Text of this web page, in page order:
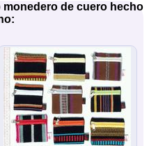
de cuero hecho